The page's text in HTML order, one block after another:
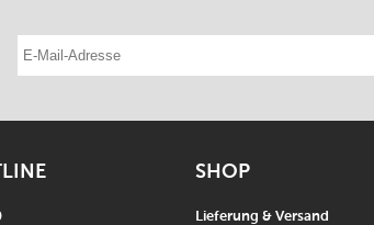
E-Mail-Adresse eintragen
SHOP
Lieferung & Versand